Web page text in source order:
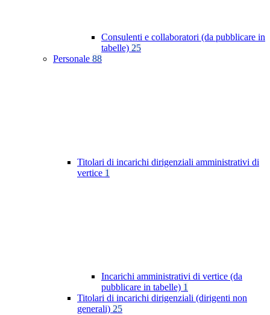
Consulenti e collaboratori (da pubblicare in
tabelle) 25
Personale 88
Titolari di incarichi dirigenziali amministrativi di
vertice 1
Incarichi amministrativi di vertice (da
pubblicare in tabelle) 1
Titolari di incarichi dirigenziali (dirigenti non
generali) 25